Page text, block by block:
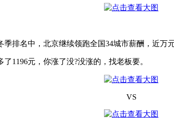
排名中，北京继续领跑全国34城市薪酬，近万
1196元，你涨了没?没涨的，找老板要。
VS